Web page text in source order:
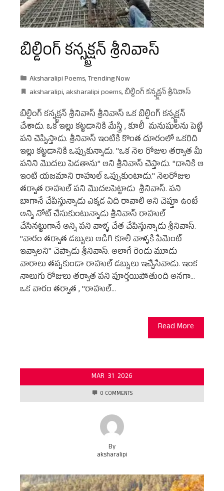
బిల్డింగ్ కన్స్ట్రక్షన్ శ్రీనివాస్
Aksharalipi Poems,Trending Now
aksharalipi, aksharalipi poems,బిల్డింగ్ కన్స్ట్రక్షన్ శ్రీనివాస్
బిల్డింగ్ కన్స్ట్రక్షన్ శ్రీనివాస్ శ్రీనివాస్ ఒక బిల్డింగ్ కన్స్ట్రక్షన్
చేశాడు. ఒక ఇల్లు కట్టడానికి మేస్త్రి , కూలీ మనుషులను పెట్టి
పని చెప్పిస్తాడు. శ్రీనివాస్ ఇంటికి కొంత దూరంలో ఒకరిది
ఇల్లు కట్టడానికి ఒప్పుకున్నాడు. "ఒక నెల రోజుల తర్వాత మీ
పనిని మొదలు పెడతాను" అని శ్రీనివాస్ చెప్తాడు. "దానికి ఆ
ఇంటి యజమాని రాహుల్ ఒప్పుకుంటాడు." నెలరోజుల
తర్వాత రాహుల్ పని మొదలపెట్టాడు శ్రీనివాస్. పని
బాగానే చేపిస్తున్నాడు ఎక్కడ ఏది రావాలి అని చెప్తూ ఉంటే
అన్ని నోట్ చేసుకుంటున్నాడు శ్రీనివాస్ రాహుల్
చేసినట్టుగానే అన్ని పని వాళ్ళ చేత చేపిస్తున్నాడు శ్రీనివాస్.
"వారం తర్వాత డబ్బులు అడిగి కూలి వాళ్ళకి పేమెంట్
ఇవ్వాలని" చెప్పాడు శ్రీనివాస్. అలాగే రెండు మూడు
వారాలు తప్పకుండా రాహుల్ డబ్బులు ఇచ్చేసేవాడు. ఇంక
నాలుగు రోజులు తర్వాత పని పూర్తయిపోతుంది అనగా...
ఒక వారం తర్వాత , "రాహుల్…
Read More
MAR 31 2026
0 COMMENTS
By
aksharalipi